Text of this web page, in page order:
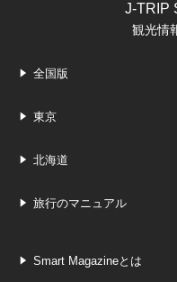
J-TRIP
観光情
全国版
東京
北海道
旅行のマニュアル
Smart Magazineとは